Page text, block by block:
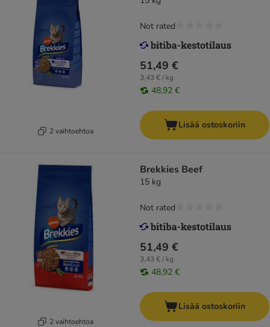
2 vaihtoehtoa
51,49 €
3,43 € / kg
48,92 €
Not rated
Lisää ostoskoriin
2 vaihtoehtoa
Brekkies Beef
15 kg
51,49 €
3,43 € / kg
48,92 €
Not rated
Lisää ostoskoriin